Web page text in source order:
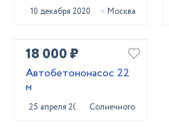
10 декабря 2020 Москва
18 000 ₽
Автобетононасос 22
м
25 апреля 2023 Солнечногорск